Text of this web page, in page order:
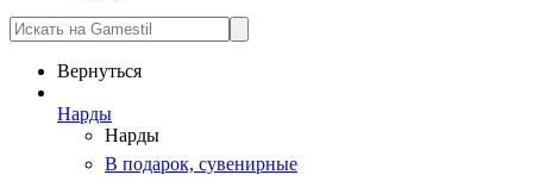
Вернуться
Нарды
Нарды
В подарок, сувенирные